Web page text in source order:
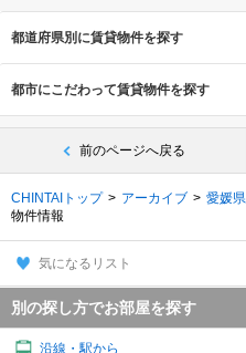
都道府県別に賃貸物件を探す
都市にこだわって賃貸物件を探す
前のページへ戻る
CHINTAIトップ アーカイブ 愛媛県
物件情報
気になるリスト
別の探し方でお部屋を探す
沿線・駅から